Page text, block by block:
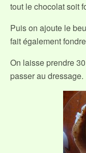
tout le chocolat soit
Puis on ajoute le
fait également
On laisse prendre
passer au dressage.